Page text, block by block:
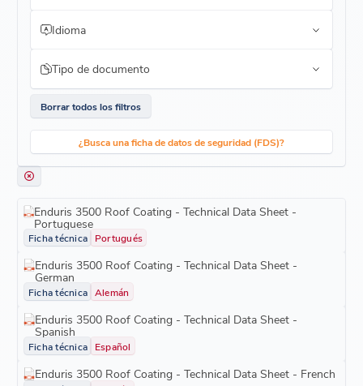
Idioma
Tipo de documento
Borrar todos los filtros
¿Busca una ficha de datos de seguridad (FDS)?
Enduris 3500 Roof Coating - Technical Data Sheet -
Portuguese
Ficha técnica Portugués
Enduris 3500 Roof Coating - Technical Data Sheet -
German
Ficha técnica Alemán
Enduris 3500 Roof Coating - Technical Data Sheet -
Spanish
Ficha técnica Español
Enduris 3500 Roof Coating - Technical Data Sheet - French